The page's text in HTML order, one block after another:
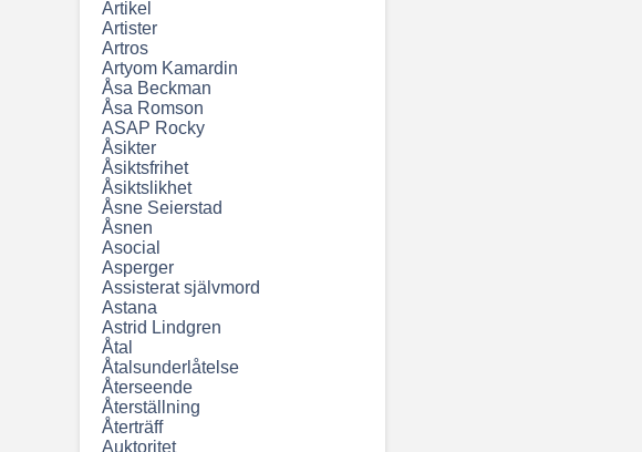
Artikel
Artister
Artros
Artyom Kamardin
Åsa Beckman
Åsa Romson
ASAP Rocky
Åsikter
Åsiktsfrihet
Åsiktslikhet
Åsne Seierstad
Åsnen
Asocial
Asperger
Assisterat självmord
Astana
Astrid Lindgren
Åtal
Åtalsunderlåtelse
Återseende
Återställning
Återträff
Auktoritet